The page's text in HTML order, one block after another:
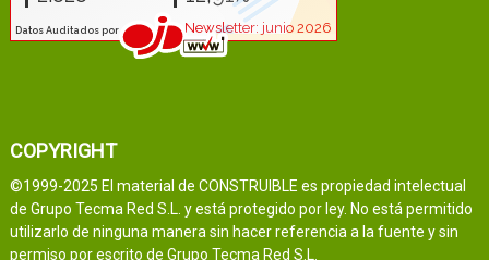
COPYRIGHT
©1999-2025 El material de CONSTRUIBLE es propiedad intelectual
de Grupo Tecma Red S.L. y está protegido por ley. No está permitido
utilizarlo de ninguna manera sin hacer referencia a la fuente y sin
permiso por escrito de Grupo Tecma Red S.L.